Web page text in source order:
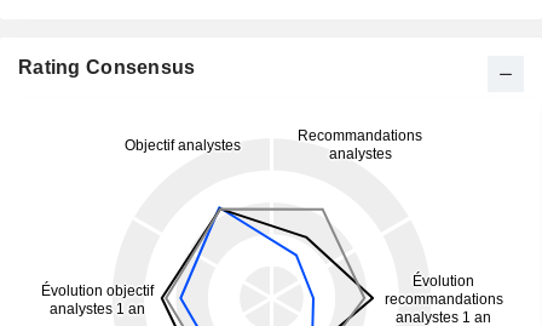
Rating Consensus